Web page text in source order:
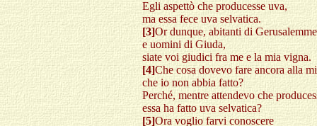
Egli aspettò che producesse uva,
ma essa fece uva selvatica.
[3]Or dunque, abitanti di Gerusalemme
e uomini di Giuda,
siate voi giudici fra me e la mia vigna.
[4]Che cosa dovevo fare ancora alla
che io non abbia fatto?
Perché, mentre attendevo che
essa ha fatto uva selvatica?
[5]Ora voglio farvi conoscere